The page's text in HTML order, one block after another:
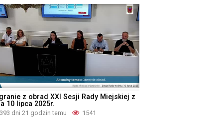
z obrad XXI Sesji Rady Miejskiej z
10 lipca 2025r.
393 dni 21 godzin temu 1541